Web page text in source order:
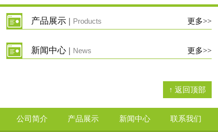
更多>>
产品展示 | Products
更多>>
新闻中心 | News
↑ 返回顶部
公司简介 产品展示 新闻中心 联系我们